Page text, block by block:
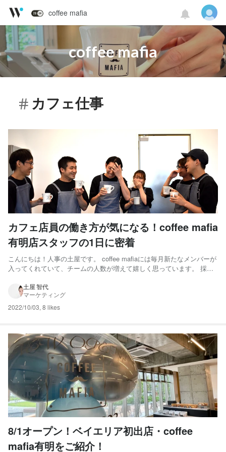
coffee mafia
coffee mafia
カフェ仕事
カフェ店員の働き方が気になる！coffee mafia
有明店スタッフの1日に密着
こんにちは！人事の土屋です。 coffee mafiaには毎月新たなメンバーが
入ってくれていて、チームの人数が増えて嬉しく思っています。 採用
子。 どんな1日を過ごしているのか、有明店のスタッフ・豊泉さんのあ
る日に密着してみました！ 少しでも、coff...
土屋 智代
マーケティング
2022/10/03, 8 likes
8/1オープン！ベイエリア初出店・coffee
mafia有明をご紹介！